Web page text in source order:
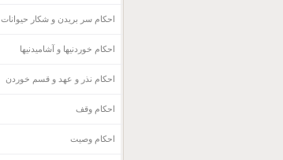
احکام سر بریدن و شکار حیوانات
احکام خوردنیها و آشامیدنیها
احکام نذر و عهد و قسم خوردن
احکام وقف
احکام وصیت